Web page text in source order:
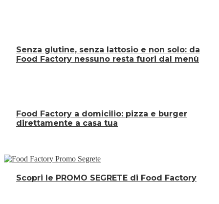
Senza glutine, senza lattosio e non solo: da
Food Factory nessuno resta fuori dal menù
Food Factory a domicilio: pizza e burger
direttamente a casa tua
Scopri le PROMO SEGRETE di Food Factory